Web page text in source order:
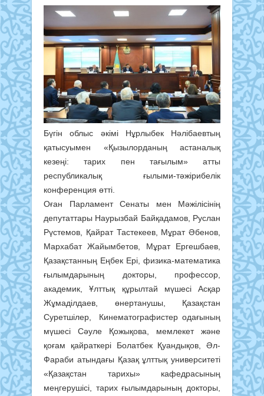
Бүгін облыс әкімі Нұрлыбек Нәлібаевтың
қатысуымен «Қызылорданың астаналық
кезеңі: тарих пен тағылым» атты
республикалық ғылыми-тәжірибелік
конференция өтті.
Оған Парламент Сенаты мен Мәжілісінің
депутаттары Наурызбай Байқадамов, Руслан
Рүстемов, Қайрат Тастекеев, Мұрат Әбенов,
Мархабат Жайымбетов, Мұрат Ергешбаев,
Қазақстанның Еңбек Ері, физика-математика
ғылымдарының докторы, профессор,
академик, Ұлттық құрылтай мүшесі Асқар
Жұмаділдаев, өнертанушы, Қазақстан
Суретшілер, Кинематографистер одағының
мүшесі Сәуле Қожықова, мемлекет және
қоғам қайраткері Болатбек Қуандықов, Әл-
Фараби атындағы Қазақ ұлттық университеті
«Қазақстан тарихы» кафедрасының
меңгерушісі, тарих ғылымдарының докторы,